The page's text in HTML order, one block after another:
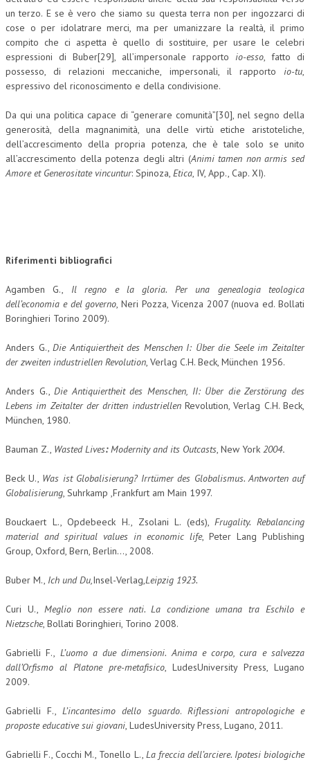
un terzo. E se è vero che siamo su questa terra non per ingozzarci di
cose o per idolatrare merci, ma per umanizzare la realtà, il primo
compito che ci aspetta è quello di sostituire, per usare le celebri
espressioni di Buber[29], all’impersonale rapporto io-esso, fatto di
possesso, di relazioni meccaniche, impersonali, il rapporto io-tu,
espressivo del riconoscimento e della condivisione.
Da qui una politica capace di “generare comunità”[30], nel segno della
generosità, della magnanimità, una delle virtù etiche aristoteliche,
dell’accrescimento della propria potenza, che è tale solo se unito
all’accrescimento della potenza degli altri (Animi tamen non armis sed
Amore et Generositate vincuntur: Spinoza, Etica, IV, App., Cap. XI).
Riferimenti bibliografici
Agamben G., Il regno e la gloria. Per una genealogia teologica
dell’economia e del governo, Neri Pozza, Vicenza 2007 (nuova ed. Bollati
Boringhieri Torino 2009).
Anders G.,Die Antiquiertheit des Menschen I: Über die Seele im Zeitalter
der zweiten industriellen Revolution, Verlag C.H. Beck, München 1956.
Anders G.,Die Antiquiertheit des Menschen, II: Über die Zerstörung des
Lebens im Zeitalter der dritten industriellenRevolution, Verlag C.H. Beck,
München, 1980.
Bauman Z., Wasted Lives:Modernity and its Outcasts, New York 2004.
Beck U., Was ist Globalisierung? Irrtümer des Globalismus. Antworten auf
Globalisierung, Suhrkamp ,Frankfurt am Main 1997.
Bouckaert L., Opdebeeck H., Zsolani L. (eds),Frugality. Rebalancing
material and spiritual values in economic life, Peter Lang Publishing
Group, Oxford, Bern, Berlin…, 2008.
Buber M., Ich und Du,Insel-Verlag,Leipzig 1923.
Curi U., Meglio non essere nati. La condizione umana tra Eschilo e
Nietzsche, Bollati Boringhieri, Torino 2008.
Gabrielli F., L’uomo a due dimensioni. Anima e corpo, cura e salvezza
dall’Orfismo al Platone pre-metafisico, LudesUniversity Press, Lugano
2009.
Gabrielli F.,L’incantesimo dello sguardo. Riflessioni antropologiche e
proposte educative sui giovani, LudesUniversity Press, Lugano, 2011.
Gabrielli F., Cocchi M., Tonello L., La freccia dell’arciere. Ipotesi biologiche